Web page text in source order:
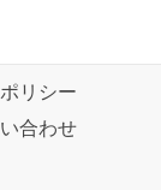
リシー
合わせ